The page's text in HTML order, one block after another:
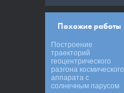
Похожие работы
Построение
траекторий
геоцентрического
разгона космического
аппарата с
солнечным парусом